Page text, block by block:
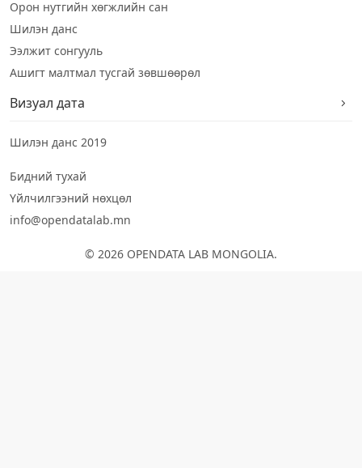
Орон нутгийн хөгжлийн сан
Шилэн данс
Ээлжит сонгууль
Ашигт малтмал тусгай зөвшөөрөл
Визуал дата
Шилэн данс 2019
Бидний тухай
Үйлчилгээний нөхцөл
info@opendatalab.mn
© 2026 OPENDATA LAB MONGOLIA.